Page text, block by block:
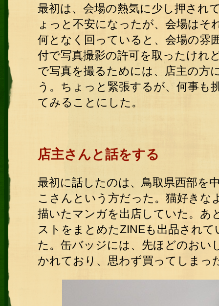
最初は、会場の熱気に少し押され
ょっと不安になったが、会場はそ
何となく回っていると、会場の雰
付で写真撮影の許可を取ったけれ
で写真を撮るためには、店主の方
う。ちょっと緊張するが、何事も
てみることにした。
店主さんと話をする
最初に話したのは、鳥取県西部を
こさんという方だった。猫好きな
描いたマンガを出店していた。あ
ストをまとめたZINEも出品され
た。缶バッジには、先ほどのおい
かれており、思わず買ってしまっ